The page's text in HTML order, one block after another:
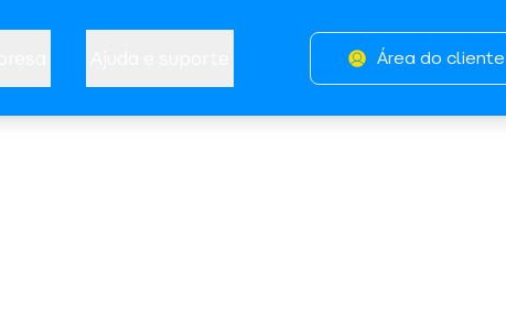
Área do cliente